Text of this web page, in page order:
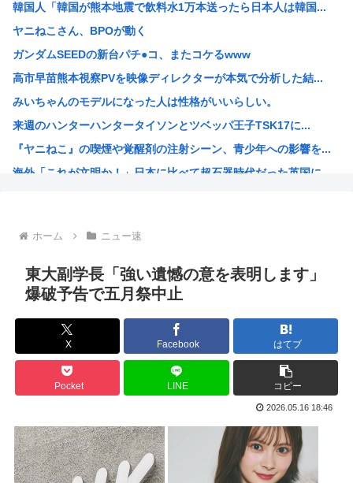
円は年末149円へ、BofA予想修正 協調介入に加え日銀...
【消費減税】日本の社会保障、岐路に 財源5兆円見通し立た...
高市「永住許可が出たら生活保護貰おうなんて外国人が増えて...
最近の若年、芸能人を全然知らないwww
秋田にアラブが2兆円の投資決定
イランがホルムズ海峡を通航する全商船に7%の通航料を課す...
【悲報】ちいかわ原作セイレーン編リアルタイム勢「つまんね...
韓国人「韓国が熊本地震で飲料水1万本送ったら日本人は韓国...
ヤニねこさん、BPOが動く
ガンダムSEEDの新台パチ●コ、またコケるwww
高市早苗熊本視察PVを映像ディレクターが本気で分析した結...
みいちゃんのモデルになった人は性格がいいらしい。
来週のハンターハンタータイソンとツベッパ王子TSK17に...
『ヤニねこ』の喫煙や覚醒剤の注射シーン、青少年への影響を...
海外「これが文明か！」日本に比べて超石器時代だった英国に...
「安倍晋三」「麻生太郎」「石原慎太郎」「高市早苗」 無礼...
漫画「人間を舐めるなよ…！」←こういう展開好きなんやが
ハンターハンター、とんでもねえ伏線が発掘されるwww
韓国、日本で韓国籍のインフルエンサーが7台の車に当て逃げ...
【海外の反応】 なぜイチローはあんなに敬遠四球が多かった...
割とマジで年収400以下の人ってどう暮らしてるの？この人...
「ムクゲェジ漫画」ガチでリアルだったwww
【原爆の日】へいわをかえせ
みい山、あんだけ騒ぎになってるのに未だにどこのメディアも...
ホーム ニュー速
東大副学長「強い遺憾の意を表明します」
爆破予告で五月祭中止
X Facebook はてブ
Pocket LINE コピー
2026.05.16 18:46